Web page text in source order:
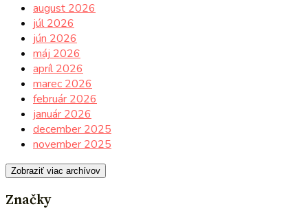
august 2026
júl 2026
jún 2026
máj 2026
apríl 2026
marec 2026
február 2026
január 2026
december 2025
november 2025
Zobraziť viac archívov
Značky